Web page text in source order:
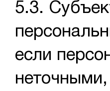
5.3.
если